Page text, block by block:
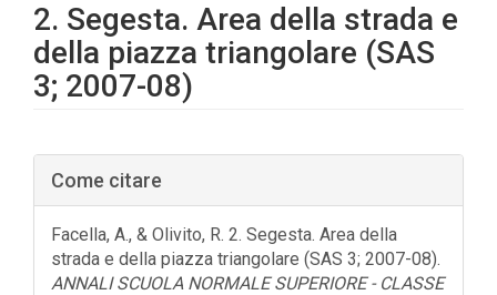
2. Segesta. Area della strada e
della piazza triangolare (SAS
3; 2007-08)
Barra
laterale
dell'articolo
Come citare
Facella, A., & Olivito, R. 2. Segesta. Area della
strada e della piazza triangolare (SAS 3; 2007-08).
ANNALI SCUOLA NORMALE SUPERIORE - CLASSE